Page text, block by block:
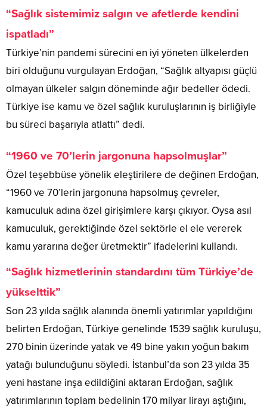
“Sağlık sistemimiz salgın ve afetlerde kendini
ispatladı”
Türkiye’nin pandemi sürecini en iyi yöneten ülkelerden
biri olduğunu vurgulayan Erdoğan, “Sağlık altyapısı güçlü
olmayan ülkeler salgın döneminde ağır bedeller ödedi.
Türkiye ise kamu ve özel sağlık kuruluşlarının iş birliğiyle
bu süreci başarıyla atlattı” dedi.
“1960 ve 70’lerin jargonuna hapsolmuşlar”
Özel teşebbüse yönelik eleştirilere de değinen Erdoğan,
“1960 ve 70’lerin jargonuna hapsolmuş çevreler,
kamuculuk adına özel girişimlere karşı çıkıyor. Oysa asıl
kamuculuk, gerektiğinde özel sektörle el ele vererek
kamu yararına değer üretmektir” ifadelerini kullandı.
“Sağlık hizmetlerinin standardını tüm Türkiye’de
yükselttik”
Son 23 yılda sağlık alanında önemli yatırımlar yapıldığını
belirten Erdoğan, Türkiye genelinde 1539 sağlık kuruluşu,
270 binin üzerinde yatak ve 49 bine yakın yoğun bakım
yatağı bulunduğunu söyledi. İstanbul’da son 23 yılda 35
yeni hastane inşa edildiğini aktaran Erdoğan, sağlık
yatırımlarının toplam bedelinin 170 milyar lirayı aştığını,